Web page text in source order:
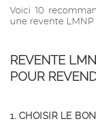
Voici 10
une revente LMNP
REVENTE
POUR
1. CHOISIR LE